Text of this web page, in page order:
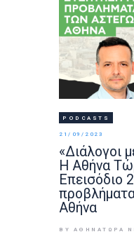
PODCASTS
21/09/2023
«Διάλογοι
Η Αθήνα
Επεισόδιο
Αθήνα
BY ΑΘΉΝΑΤΩΡΑ